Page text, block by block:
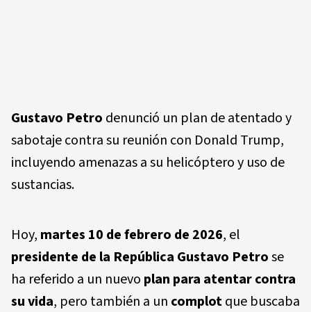
Gustavo Petro denunció un plan de atentado y
sabotaje contra su reunión con Donald Trump,
incluyendo amenazas a su helicóptero y uso de
sustancias.
Hoy, martes 10 de febrero de 2026, el
presidente de la República Gustavo Petrose
ha referido a un nuevo plan para atentar contra
su vida, pero también a un complotque buscaba